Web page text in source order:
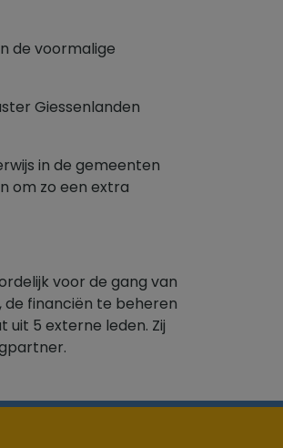
de voormalige
Giessenlanden
in de gemeenten
om zo een extra
voor de gang van
financiën te beheren
5 externe leden. Zij